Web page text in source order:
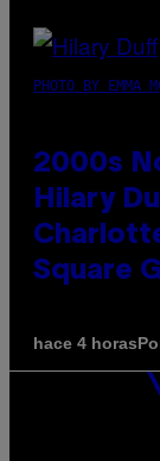
PHOTO BY EMMA
2000s
Hilary
Square
hace 4 horas